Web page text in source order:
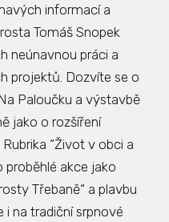
informací a
Tomáš Snopek
neúnavnou práci a
projektů. Dozvíte se o
Paloučku a výstavbě
jako o rozšíření
“Život v obci a
proběhlé akce jako
Třebaně“ a plavbu
i na tradiční srpnové